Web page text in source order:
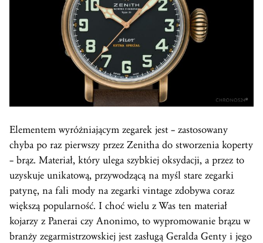
Elementem wyróżniającym zegarek jest – zastosowany
chyba po raz pierwszy przez Zenitha do stworzenia koperty
– brąz. Materiał, który ulega szybkiej oksydacji, a przez to
uzyskuje unikatową, przywodzącą na myśl stare zegarki
patynę, na fali mody na zegarki vintage zdobywa coraz
większą popularność. I choć wielu z Was ten materiał
kojarzy z Panerai czy Anonimo, to wypromowanie brązu w
branży zegarmistrzowskiej jest zasługą Geralda Genty i jego